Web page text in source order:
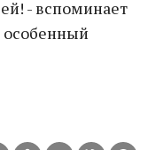
- вспоминает
особенный